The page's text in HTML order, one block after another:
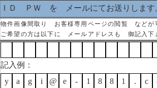
ＩＤ ＰＷ を メールにてお送りします
物件画像間取り お客様専用ページの閲覧 などが
ご希望の方は以下に メールアドレスも 御記入下
記入例：
y
a g i @ e - 1 8 8 1 . c